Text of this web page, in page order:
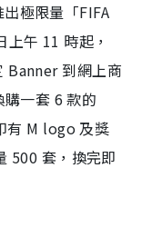
極限量「FIFA
午 11 時起，
Banner 到網上商
一套 6 款的
有 M logo 及獎
500 套，換完即